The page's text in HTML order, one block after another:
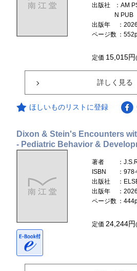
出版社
：AM
N PUB
出版年
：
ページ数 ：
定価 15,015円
詳しく見る
ほしいものリストに登録
Dixon & Stein's Encounters
- Pediatric Behavior &
著者
：
ISBN
：
出版社
：
出版年
：
ページ数 ：
定価24,244円